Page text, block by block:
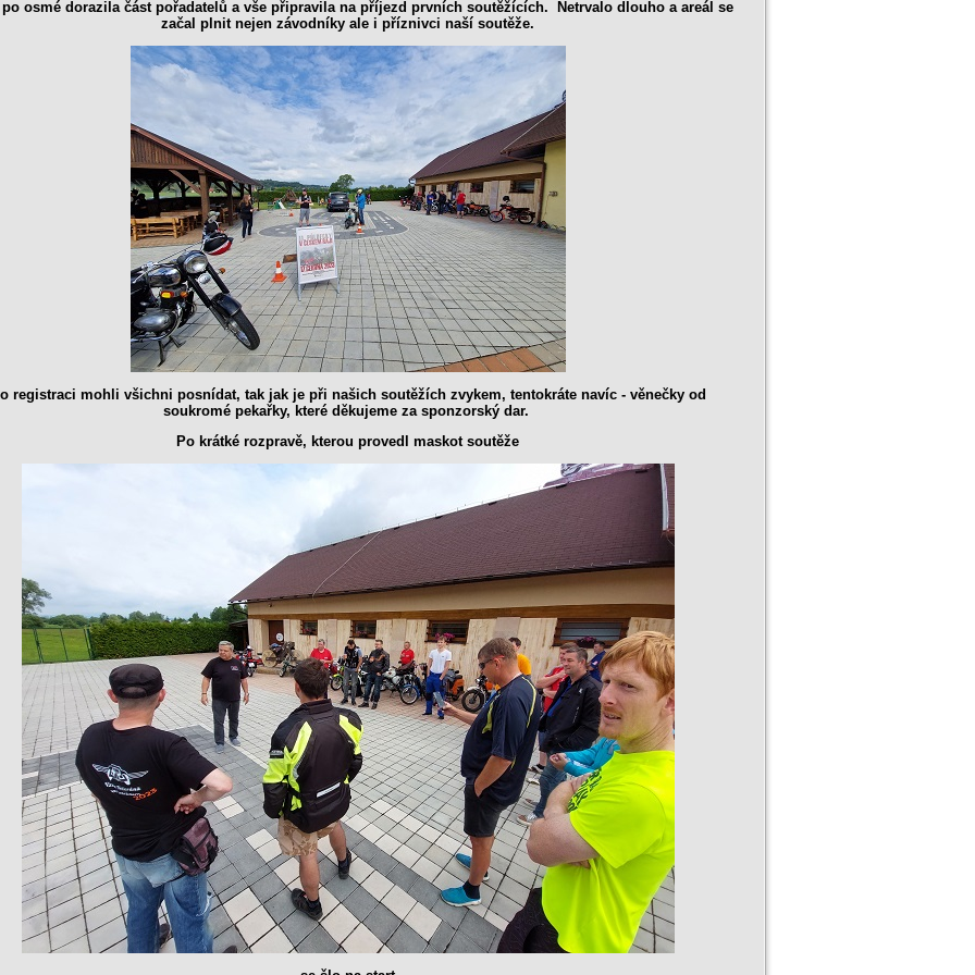
po osmé dorazila část pořadatelů a vše připravila na příjezd prvních soutěžících. Netrvalo dlouho a areál se
začal plnit nejen závodníky ale i příznivci naší soutěže.
registraci mohli všichni posnídat, tak jak je při našich soutěžích zvykem, tentokráte navíc - věnečky od
soukromé pekařky, které děkujeme za sponzorský dar.
Po krátké rozpravě, kterou provedl maskot soutěže